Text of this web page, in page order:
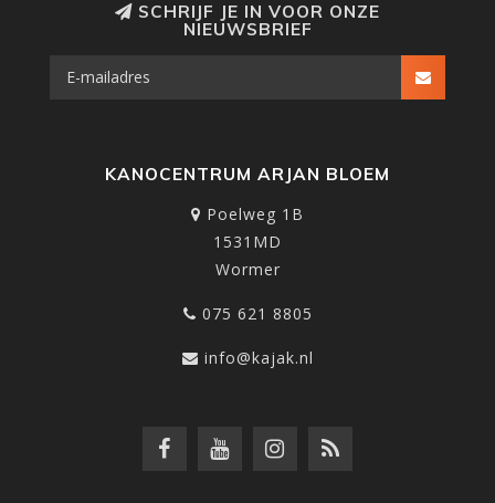
SCHRIJF JE IN VOOR ONZE
NIEUWSBRIEF
KANOCENTRUM ARJAN BLOEM
Poelweg 1B
1531MD
Wormer
075 621 8805
info@kajak.nl